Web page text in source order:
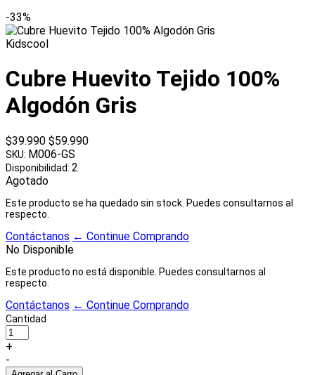
-33%
Kidscool
Cubre Huevito Tejido 100%
Algodón Gris
$39.990 $59.990
SKU: M006-GS
Disponibilidad: 2
Agotado
Este producto se ha quedado sin stock. Puedes consultarnos al
respecto.
Contáctanos ← Continue Comprando
No Disponible
Este producto no está disponible. Puedes consultarnos al
respecto.
Contáctanos ← Continue Comprando
Cantidad
+
-